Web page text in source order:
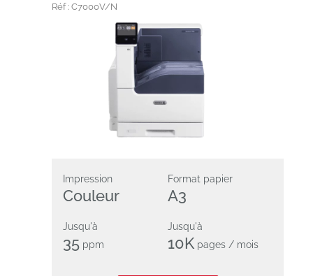
Réf : C7000V/N
Impression
Couleur
Format papier
A3
Jusqu'à
35 ppm
Jusqu'à
10K pages / mois